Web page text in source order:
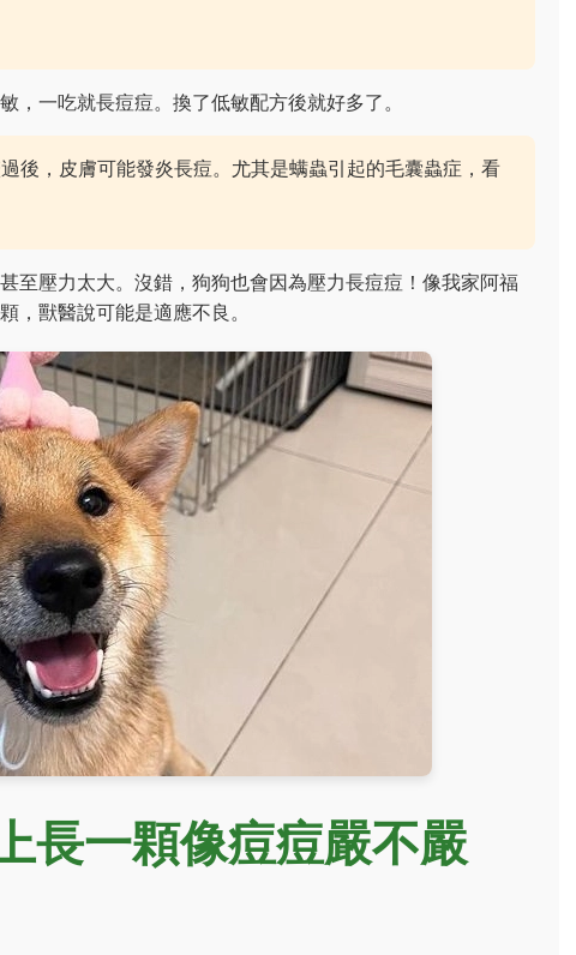
，一吃就長痘痘。換了低敏配方後就好多了。
後，皮膚可能發炎長痘。尤其是螨蟲引起的毛囊蟲症，看
至壓力太大。沒錯，狗狗也會因為壓力長痘痘！像我家阿福
，獸醫說可能是適應不良。
長一顆像痘痘嚴不嚴